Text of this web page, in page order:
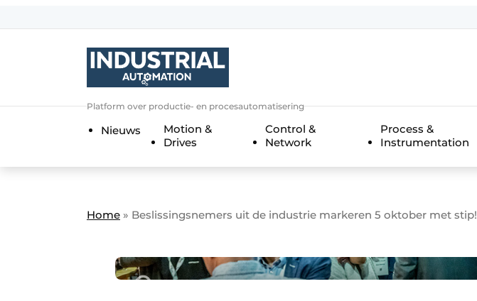
Algemene voorwaarden
Contact
Direct contact
Evenement aanmelden
Meest gelezen
Platform over productie- en procesautomatisering
Nieuws
Motion &
Drives
Control &
Network
Process &
Instrumentation
Home » Beslissingsnemers uit de industrie markeren 5 oktober met stip!